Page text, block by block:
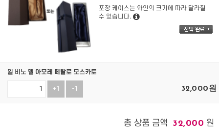
포장 케이스는 와인의 크기에 따라 달라질
수 있습니다.
일 비노 델 아모레 페탈로 모스카토
+1 -1 32,000원
총 상품 금액 32,000 원